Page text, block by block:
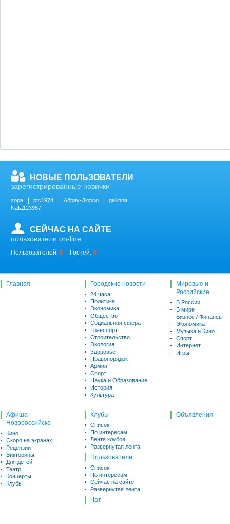
НОВЫЕ ПОЛЬЗОВАТЕЛИ
зарегистрированные новички
zopa ptc1974 Абрау-Дюрсо
gallinna
Nata123987
СЕЙЧАС НА САЙТЕ
пользователи on-line
Пользователей: 0 Гостей: 0
Главная Городские новости
24 часа
Политика
Экономика
Общество
Социальная сфера
Транспорт
Строительство
Экология
Здоровье
Правопорядок
Армия
Спорт
Наука и Образование
История
Культура
Мировые и
Российские
В России
В мире
Бизнес / Финансы
Экономика
Музыка и Кино
Спорт
Интернет
Игры
Афиша
Новороссийска
Кино
Скоро на экранах
Рецензии
Викторины
Для детей
Театр
Концерты
Клубы
Клубы
Список
По интересам
Лента клубов
Развернутая лента
Пользователи
Список
По интересам
Сейчас на сайте
Развернутая лента
Чат
Объявления